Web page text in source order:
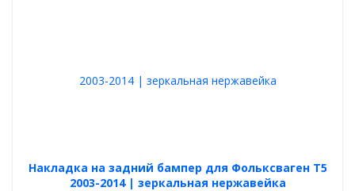
Накладка на задний бампер для Фольксваген Т5
2003-2014 | зеркальная нержавейка